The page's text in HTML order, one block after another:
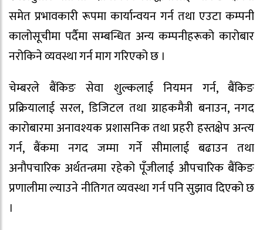
समेत प्रभावकारी रूपमा कार्यान्वयन गर्न तथा एउटा कम्पनी
कालोसूचीमा पर्दैमा सम्बन्धित अन्य कम्पनीहरूको कारोबार
नरोकिने व्यवस्था गर्न माग गरिएको छ ।
चेम्बरले बैंकिङ सेवा शुल्कलाई नियमन गर्न, बैंकिङ
प्रक्रियालाई सरल, डिजिटल तथा ग्राहकमैत्री बनाउन, नगद
कारोबारमा अनावश्यक प्रशासनिक तथा प्रहरी हस्तक्षेप अन्त्य
गर्न, बैंकमा नगद जम्मा गर्ने सीमालाई बढाउन तथा
अनौपचारिक अर्थतन्त्रमा रहेको पूँजीलाई औपचारिक बैंकिङ
प्रणालीमा ल्याउने नीतिगत व्यवस्था गर्न पनि सुझाव दिएको छ
।